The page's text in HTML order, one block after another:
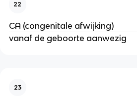
22
CA (congenitale afwijking)
vanaf de geboorte aanwezig
23